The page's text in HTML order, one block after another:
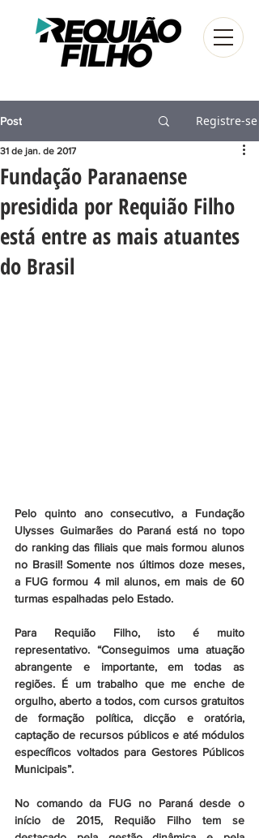
Post Registre-se
Fundação Paranaense
presidida por Requião Filho
está entre as mais atuantes
do Brasil
31 de jan. de 2017
Pelo quinto ano consecutivo, a Fundação
Ulysses Guimarães do Paraná está no topo
do ranking das filiais que mais formou alunos
no Brasil! Somente nos últimos doze meses,
a FUG formou 4 mil alunos, em mais de 60
turmas espalhadas pelo Estado.
Para Requião Filho, isto é muito
representativo. “Conseguimos uma atuação
abrangente e importante, em todas as
regiões. É um trabalho que me enche de
orgulho, aberto a todos, com cursos gratuitos
de formação política, dicção e oratória,
captação de recursos públicos e até módulos
específicos voltados para Gestores Públicos
Municipais”.
No comando da FUG no Paraná desde o
início de 2015, Requião Filho tem se